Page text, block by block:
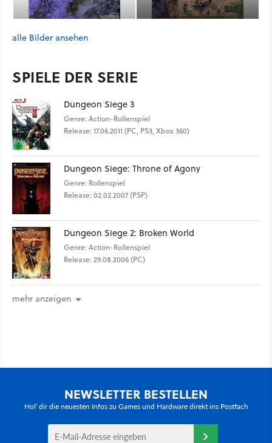
alle Bilder ansehen
SPIELE DER SERIE
Dungeon Siege 3
Genre: Action-Rollenspiel
Release: 17.06.2011 (PC, PS3, Xbox 360)
Dungeon Siege: Throne of Agony
Genre: Rollenspiel
Release: 02.02.2007 (PSP)
Dungeon Siege 2: Broken World
Genre: Action-Rollenspiel
Release: 29.08.2006 (PC)
mehr anzeigen
NEWSLETTER BESTELLEN
Hol' dir die neuesten Infos zu Games und Hardware direkt ins Postfach